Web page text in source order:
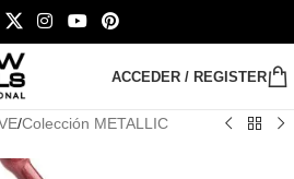
ACCEDER / REGISTER
/Colección METALLIC